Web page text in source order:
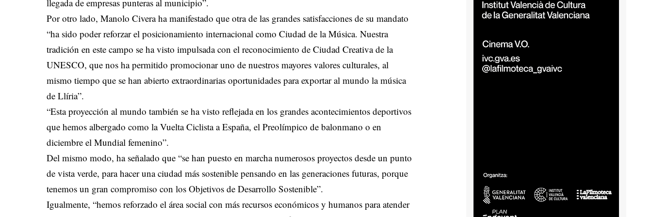
llegada de empresas punteras al municipio”.
Por otro lado, Manolo Civera ha manifestado que otra de las grandes satisfacciones de su mandato
“ha sido poder reforzar el posicionamiento internacional como Ciudad de la Música. Nuestra
tradición en este campo se ha visto impulsada con el reconocimiento de Ciudad Creativa de la
UNESCO, que nos ha permitido promocionar uno de nuestros mayores valores culturales, al
mismo tiempo que se han abierto extraordinarias oportunidades para exportar al mundo la música
de Llíria”.
“Esta proyección al mundo también se ha visto reflejada en los grandes acontecimientos deportivos
que hemos albergado como la Vuelta Ciclista a España, el Preolímpico de balonmano o en
diciembre el Mundial femenino”.
Del mismo modo, ha señalado que “se han puesto en marcha numerosos proyectos desde un punto
de vista verde, para hacer una ciudad más sostenible pensando en las generaciones futuras, porque
tenemos un gran compromiso con los Objetivos de Desarrollo Sostenible”.
Igualmente, “hemos reforzado el área social con más recursos económicos y humanos para atender